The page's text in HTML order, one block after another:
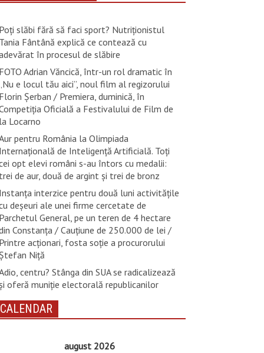
slăbi fără să faci sport? Nutriționistul
Fântână explică ce contează cu
în procesul de slăbire
Adrian Văncică, într-un rol dramatic în
e locul tău aici”, noul film al regizorului
Șerban / Premiera, duminică, în
Oficială a Festivalului de Film de
Locarno
pentru România la Olimpiada
de Inteligență Artificială. Toți
opt elevi români s-au întors cu medalii:
de aur, două de argint și trei de bronz
interzice pentru două luni activitățile
deșeuri ale unei firme cercetate de
General, pe un teren de 4 hectare
Constanța / Cauțiune de 250.000 de lei /
acționari, fosta soție a procurorului
Niță
centru? Stânga din SUA se radicalizează
oferă muniție electorală republicanilor
CALENDAR
august 2026